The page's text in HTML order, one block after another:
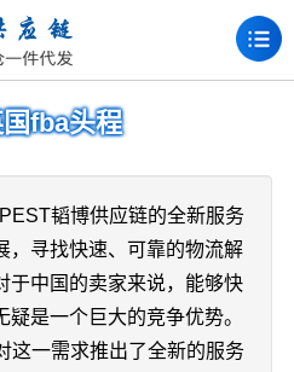
fba头程
韬博供应链的全新服务
，寻找快速、可靠的物流解
于中国的卖家来说，能够快
是一个巨大的竞争优势。
这一需求推出了全新的服务